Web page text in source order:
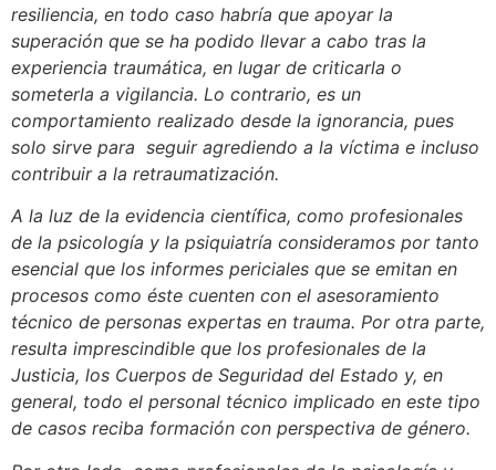
resiliencia, en todo caso habría que apoyar la
superación que se ha podido llevar a cabo tras la
experiencia traumática, en lugar de criticarla o
someterla a vigilancia. Lo contrario, es un
comportamiento realizado desde la ignorancia, pues
solo sirve para seguir agrediendo a la víctima e incluso
contribuir a la retraumatización.
A la luz de la evidencia científica, como profesionales
de la psicología y la psiquiatría consideramos por tanto
esencial que los informes periciales que se emitan en
procesos como éste cuenten con el asesoramiento
técnico de personas expertas en trauma. Por otra parte,
resulta imprescindible que los profesionales de la
Justicia, los Cuerpos de Seguridad del Estado y, en
general, todo el personal técnico implicado en este tipo
de casos reciba formación con perspectiva de género.